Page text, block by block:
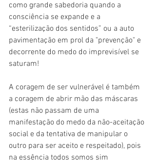
como grande sabedoria quando a
consciência se expande e a
“esterilização dos sentidos” ou a auto
pavimentação em prol da "prevenção" e
decorrente do medo do imprevisível se
saturam!
A coragem de ser vulnerável é também
a coragem de abrir mão das máscaras
(estas não passam de uma
manifestação do medo da não-aceitação
social e da tentativa de manipular o
outro para ser aceito e respeitado), pois
na essência todos somos sim